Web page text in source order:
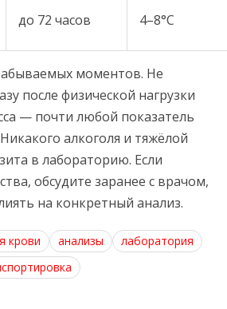
до 72 часов 4–8°C
моментов. Не
после физической нагрузки
— почти любой показатель
алкоголя и тяжёлой
в лабораторию. Если
обсудите заранее с врачом,
на конкретный анализ.
крови анализы
лаборатория